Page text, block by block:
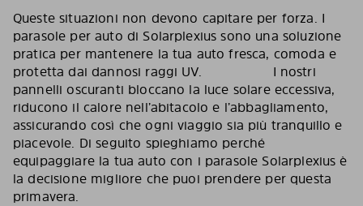
Queste situazioni non devono capitare per forza. I ​​
parasole per auto di Solarplexius sono una soluzione
pratica per mantenere la tua auto fresca, comoda e
protetta dai dannosi raggi UV. I nostri
pannelli oscuranti bloccano la luce solare eccessiva,
riducono il calore nell’abitacolo e l’abbagliamento,
assicurando così che ogni viaggio sia più tranquillo e
piacevole. Di seguito spieghiamo perché
equipaggiare la tua auto con i parasole Solarplexius è
la decisione migliore che puoi prendere per questa
primavera.